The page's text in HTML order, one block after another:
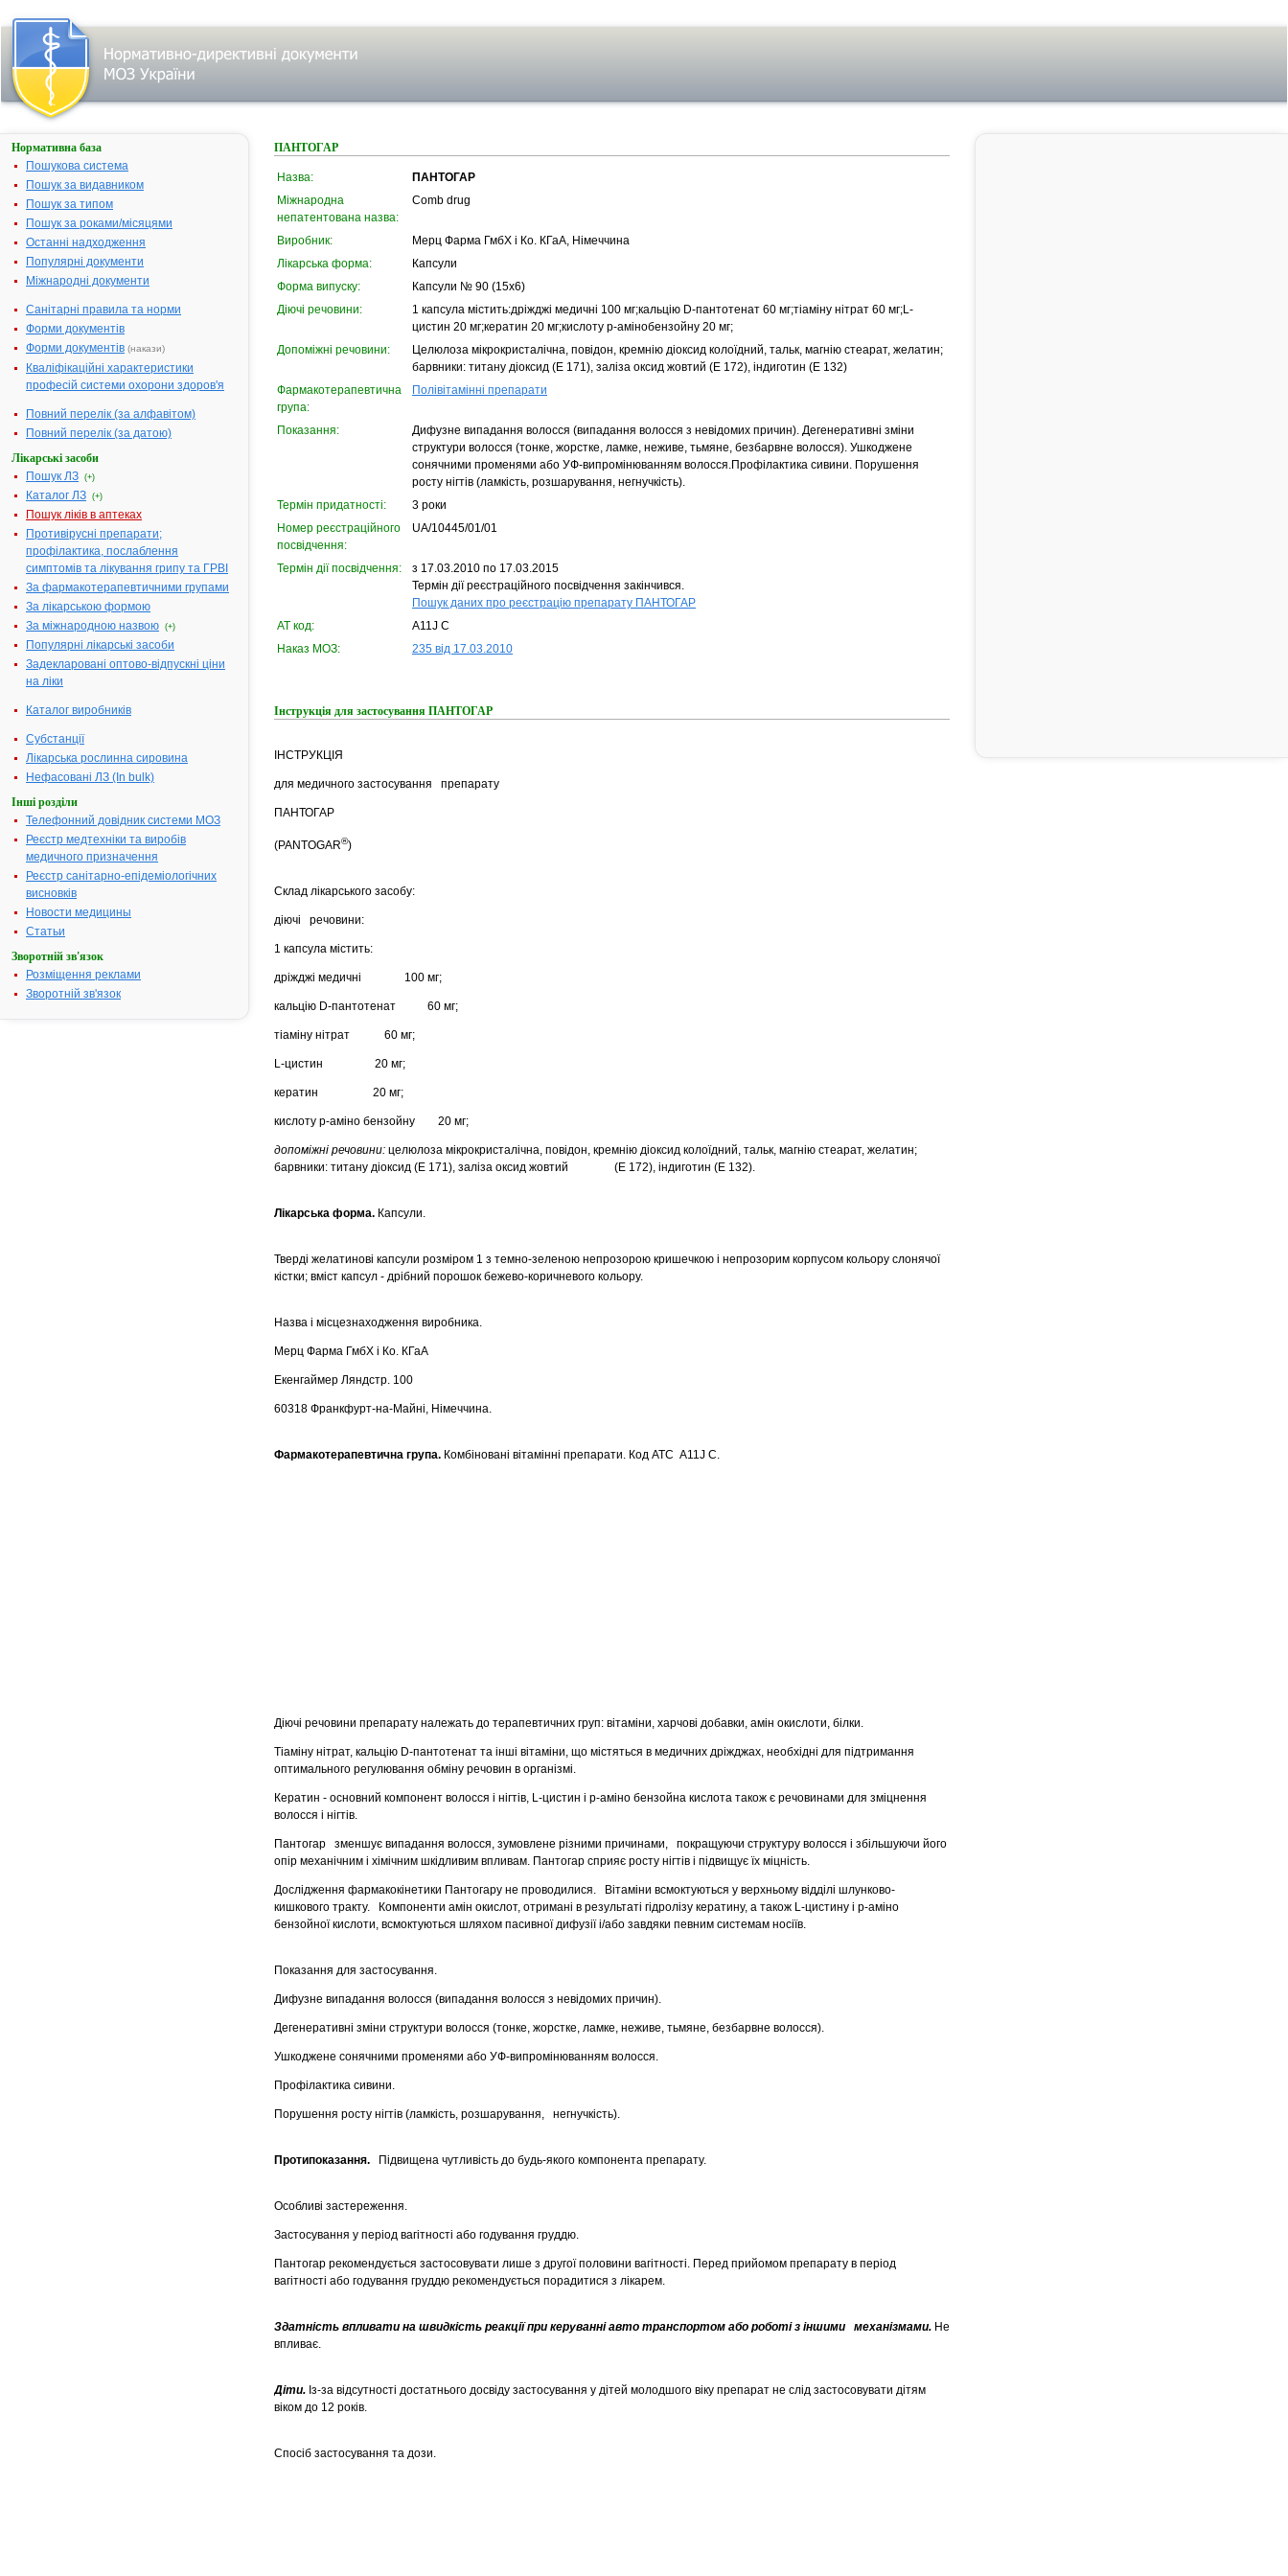
Нормативна база
Пошукова система
Пошук за видавником
Пошук за типом
Пошук за роками/місяцями
Останні надходження
Популярні документи
Міжнародні документи
Санітарні правила та норми
Форми документів
Форми документів (накази)
Кваліфікаційні характеристики
професій системи охорони здоров'я
Повний перелік (за алфавітом)
Повний перелік (за датою)
Лікарські засоби
Пошук ЛЗ (+)
Каталог ЛЗ (+)
Пошук ліків в аптеках
Противірусні препарати;
профілактика, послаблення
симптомів та лікування грипу та ГРВІ
За фармакотерапевтичними групами
За лікарською формою
За міжнародною назвою (+)
Популярні лікарські засоби
Задекларовані оптово-відпускні ціни
на ліки
Каталог виробників
Субстанції
Лікарська рослинна сировина
Нефасовані ЛЗ (In bulk)
Інші розділи
Телефонний довідник системи МОЗ
Реєстр медтехніки та виробів
медичного призначення
Реєстр санітарно-епідеміологічних
висновків
Новости медицины
Статьи
Зворотній зв'язок
Розміщення реклами
Зворотній зв'язок
ПАНТОГАР
Назва:
ПАНТОГАР
Міжнародна
непатентована назва:
Comb drug
Виробник:
Мерц Фарма ГмбХ і Ко. КГаА, Німеччина
Лікарська форма:
Капсули
Форма випуску:
Капсули № 90 (15х6)
Діючі речовини:
1 капсула містить:дріжджі медичні 100 мг;кальцію D-пантотенат 60 мг;тіаміну нітрат 60 мг;L-
цистин 20 мг;кератин 20 мг;кислоту р-амінобензойну 20 мг;
Допоміжні речовини:
Целюлоза мікрокристалічна, повідон, кремнію діоксид колоїдний, тальк, магнію стеарат, желатин;
барвники: титану діоксид (Е 171), заліза оксид жовтий (Е 172), індиготин (Е 132)
Фармакотерапевтична
група:
Полівітамінні препарати
Показання:
Дифузне випадання волосся (випадання волосся з невідомих причин). Дегенеративні зміни
структури волосся (тонке, жорстке, ламке, неживе, тьмяне, безбарвне волосся). Ушкоджене
сонячними променями або УФ-випромінюванням волосся.Профілактика сивини. Порушення
росту нігтів (ламкість, розшарування, негнучкість).
Термін придатності:
3 роки
Номер реєстраційного
посвідчення:
UA/10445/01/01
Термін дії посвідчення:
з 17.03.2010 по 17.03.2015
Термін дії реєстраційного посвідчення закінчився.
Пошук даних про реєстрацію препарату ПАНТОГАР
АТ код:
A11J C
Наказ МОЗ:
235 від 17.03.2010
Інструкція для застосування ПАНТОГАР
ІНСТРУКЦІЯ
для медичного застосування препарату
ПАНТОГАР
(PANTOGAR®)
Склад лікарського засобу:
діючі речовини:
1 капсула містить:
дріжджі медичні 100 мг;
кальцію D-пантотенат 60 мг;
тіаміну нітрат 60 мг;
L-цистин 20 мг;
кератин 20 мг;
кислоту р-аміно бензойну 20 мг;
допоміжні речовини: целюлоза мікрокристалічна, повідон, кремнію діоксид колоїдний, тальк, магнію стеарат, желатин;
барвники: титану діоксид (Е 171), заліза оксид жовтий (Е 172), індиготин (Е 132).
Лікарська форма. Капсули.
Тверді желатинові капсули розміром 1 з темно-зеленою непрозорою кришечкою і непрозорим корпусом кольору слонячої
кістки; вміст капсул - дрібний порошок бежево-коричневого кольору.
Назва і місцезнаходження виробника.
Мерц Фарма ГмбХ і Ко. КГаА
Екенгаймер Ляндстр. 100
60318 Франкфурт-на-Майні, Німеччина.
Фармакотерапевтична група. Комбіновані вітамінні препарати. Код ATC A11J C.
Діючі речовини препарату належать до терапевтичних груп: вітаміни, харчові добавки, амін окислоти, білки.
Тіаміну нітрат, кальцію D-пантотенат та інші вітаміни, що містяться в медичних дріжджах, необхідні для підтримання
оптимального регулювання обміну речовин в організмі.
Кератин - основний компонент волосся і нігтів, L-цистин і p-аміно бензойна кислота також є речовинами для зміцнення
волосся і нігтів.
Пантогар зменшує випадання волосся, зумовлене різними причинами, покращуючи структуру волосся і збільшуючи його
опір механічним і хімічним шкідливим впливам. Пантогар сприяє росту нігтів і підвищує їх міцність.
Дослідження фармакокінетики Пантогару не проводилися. Вітаміни всмоктуються у верхньому відділі шлунково-
кишкового тракту. Компоненти амін окислот, отримані в результаті гідролізу кератину, а також L-цистину і p-аміно
бензойної кислоти, всмоктуються шляхом пасивної дифузії і/або завдяки певним системам носіїв.
Показання для застосування.
Дифузне випадання волосся (випадання волосся з невідомих причин).
Дегенеративні зміни структури волосся (тонке, жорстке, ламке, неживе, тьмяне, безбарвне волосся).
Ушкоджене сонячними променями або УФ-випромінюванням волосся.
Профілактика сивини.
Порушення росту нігтів (ламкість, розшарування, негнучкість).
Протипоказання. Підвищена чутливість до будь-якого компонента препарату.
Особливі застереження.
Застосування у період вагітності або годування груддю.
Пантогар рекомендується застосовувати лише з другої половини вагітності. Перед прийомом препарату в період
вагітності або годування груддю рекомендується порадитися з лікарем.
Здатність впливати на швидкість реакції при керуванні авто транспортом або роботі з іншими механізмами. Не
впливає.
Діти. Із-за відсутності достатнього досвіду застосування у дітей молодшого віку препарат не слід застосовувати дітям
віком до 12 років.
Спосіб застосування та дози.